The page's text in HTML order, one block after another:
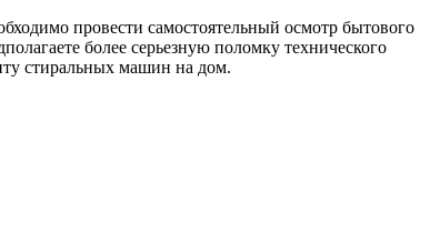
провести самостоятельный осмотр бытового
более серьезную поломку технического
стиральных машин на дом.